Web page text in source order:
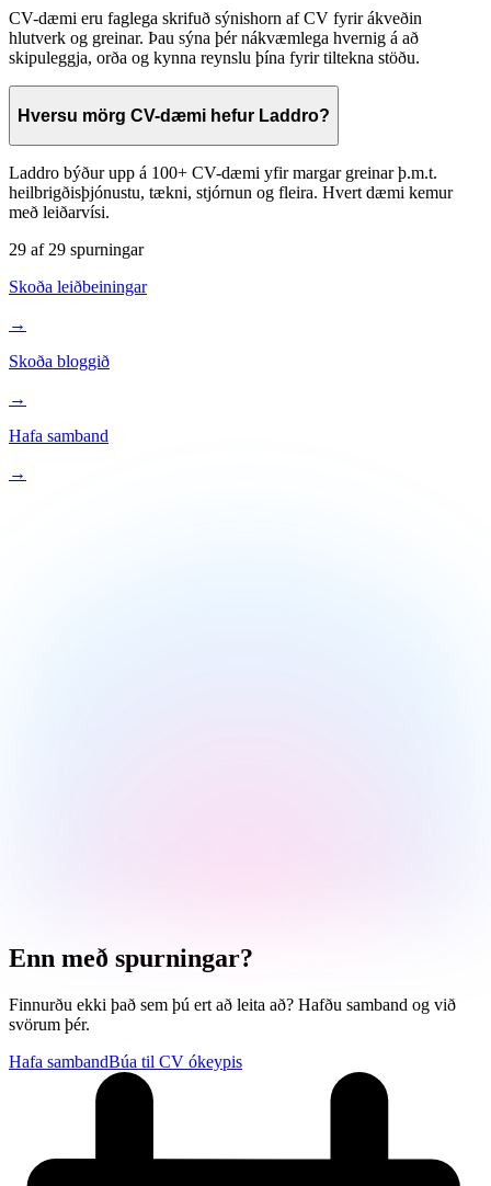
CV-dæmi eru faglega skrifuð sýnishorn af CV fyrir ákveðin
hlutverk og greinar. Þau sýna þér nákvæmlega hvernig á að
skipuleggja, orða og kynna reynslu þína fyrir tiltekna stöðu.
Hversu mörg CV-dæmi hefur Laddro?
Laddro býður upp á 100+ CV-dæmi yfir margar greinar þ.m.t.
heilbrigðisþjónustu, tækni, stjórnun og fleira. Hvert dæmi kemur
með leiðarvísi.
29 af 29 spurningar
Skoða leiðbeiningar
→
Skoða bloggið
→
Hafa samband
→
Enn með spurningar?
Finnurðu ekki það sem þú ert að leita að? Hafðu samband og við
svörum þér.
Hafa sambandBúa til CV ókeypis